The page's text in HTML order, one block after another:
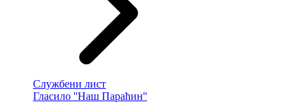
Службени лист
Гласило ''Наш Параћин''